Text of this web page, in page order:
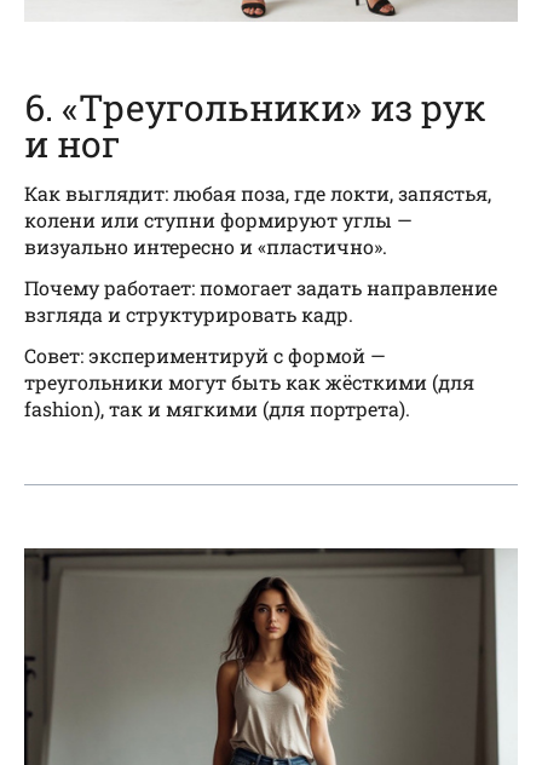
6. «Треугольники» из рук
и ног
Как выглядит: любая поза, где локти, запястья,
колени или ступни формируют углы —
визуально интересно и «пластично».
Почему работает: помогает задать направление
взгляда и структурировать кадр.
Совет: экспериментируй с формой —
треугольники могут быть как жёсткими (для
fashion), так и мягкими (для портрета).